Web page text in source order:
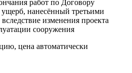
работ по Договору
нанесённый третьими
изменения проекта
сооружения
цена автоматически